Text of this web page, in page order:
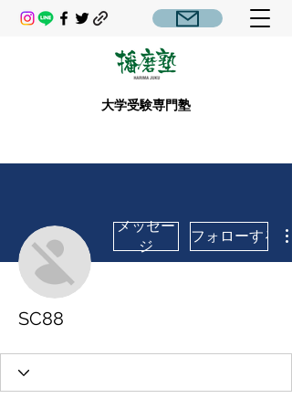
大学受験専門塾
メッセー
ジ
フォローする
SC88